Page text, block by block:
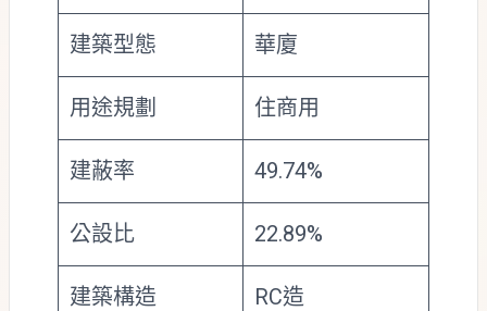
建築型態 華廈
用途規劃 住商用
建蔽率 49.74%
公設比 22.89%
建築構造 RC造